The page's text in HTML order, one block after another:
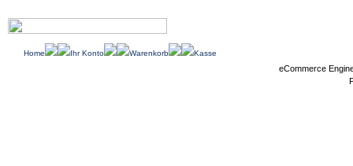
Home Ihr Konto Warenkorb Kasse
eCommerce